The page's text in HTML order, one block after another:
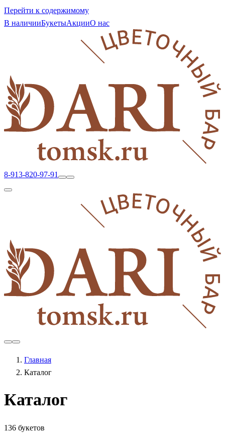
Перейти к содержимому
В наличииБукетыАкцииО нас
8-913-820-97-91
Главная
Каталог
Каталог
136 букетов